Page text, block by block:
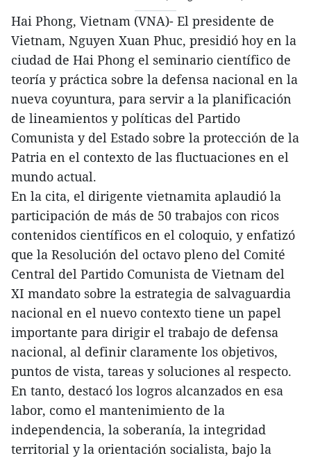
Hai Phong, Vietnam (VNA)- El presidente de
Vietnam, Nguyen Xuan Phuc, presidió hoy en la
ciudad de Hai Phong el seminario científico de
teoría y práctica sobre la defensa nacional en la
nueva coyuntura, para servir a la planificación
de lineamientos y políticas del Partido
Comunista y del Estado sobre la protección de la
Patria en el contexto de las fluctuaciones en el
mundo actual.
En la cita, el dirigente vietnamita aplaudió la
participación de más de 50 trabajos con ricos
contenidos científicos en el coloquio, y enfatizó
que la Resolución del octavo pleno del Comité
Central del Partido Comunista de Vietnam del
XI mandato sobre la estrategia de salvaguardia
nacional en el nuevo contexto tiene un papel
importante para dirigir el trabajo de defensa
nacional, al definir claramente los objetivos,
puntos de vista, tareas y soluciones al respecto.
En tanto, destacó los logros alcanzados en esa
labor, como el mantenimiento de la
independencia, la soberanía, la integridad
territorial y la orientación socialista, bajo la